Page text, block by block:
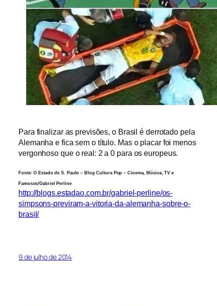
Para finalizar as previsões, o Brasil é derrotado pela
Alemanha e fica sem o título. Mas o placar foi menos
vergonhoso que o real: 2 a 0 para os europeus.
Fonte: O Estado de S. Paulo – Blog Cultura Pop – Cinema, Música, TV e
Famosos/Gabriel Perline
http://blogs.estadao.com.br/gabriel-perline/os-
simpsons-previram-a-vitoria-da-alemanha-sobre-o-
brasil/
9 de julho de 2014